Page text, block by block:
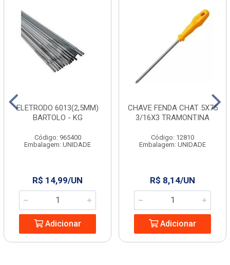
ELETRODO 6013(2,5MM)
BARTOLO - KG
Código: 965400
Embalagem: UNIDADE
R$ 14,99/UN
Adicionar
CHAVE FENDA CHAT 5X75
3/16X3 TRAMONTINA
Código: 12810
Embalagem: UNIDADE
R$ 8,14/UN
Adicionar